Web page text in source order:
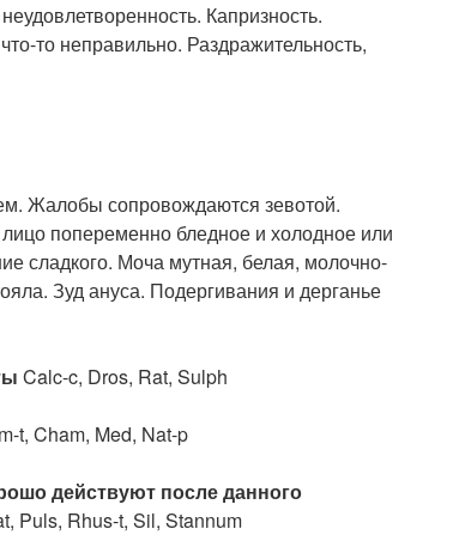
Капризность.
то неправильно. Раздражительность,
Жалобы сопровождаются зевотой.
лицо попеременно бледное и холодное или
сладкого. Моча мутная, белая, молочно-
Зуд ануса. Подергивания и дерганье
Calc-c, Dros, Rat, Sulph
t, Cham, Med, Nat-p
действуют после данного
Puls, Rhus-t, Sil, Stannum